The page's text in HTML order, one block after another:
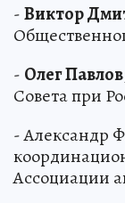
-Виктор
- Олег Павлов
Совета при
- Александр
Ассоциации